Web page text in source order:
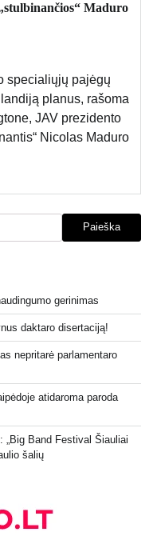
Maduro
specialiųjų pajėgų
planus, rašoma
JAV prezidento
Nicolas Maduro
Paieška
gerinimas
daktaro disertaciją!
nepritarė parlamentaro
atidaroma paroda
„Big Band Festival Šiauliai
šalių